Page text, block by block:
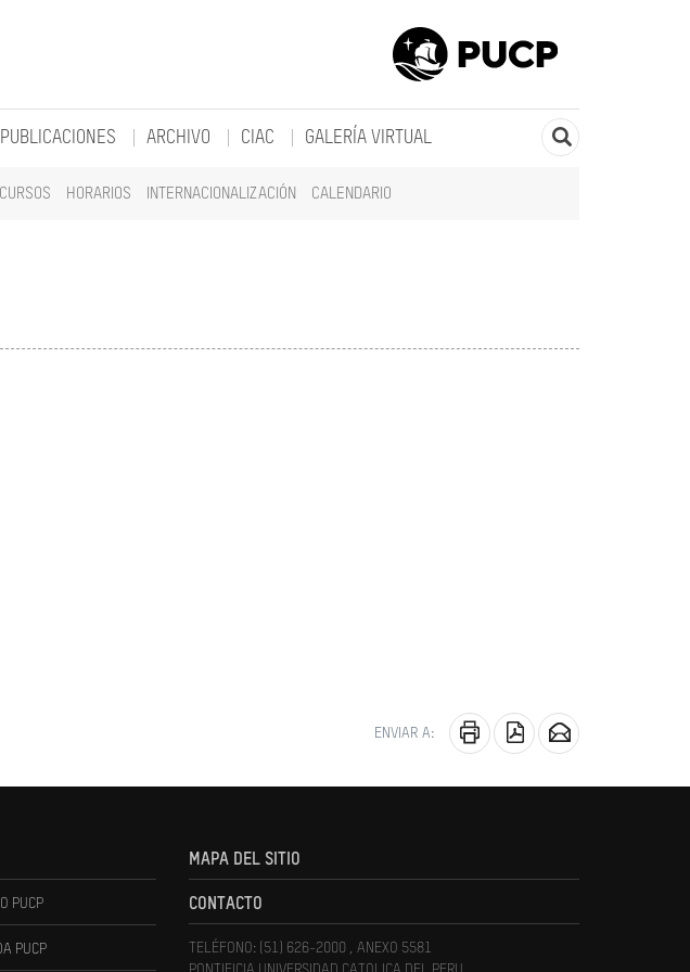
HORARIOS INTERNACIONALIZACIÓN CALENDARIO
PUBLICACIONES ARCHIVO CIAC GALERÍA VIRTUAL
ENVIAR A:
PUCP
PUCP
MAPA DEL SITIO
CONTACTO
TELÉFONO: (51) 626-2000 , ANEXO 5581